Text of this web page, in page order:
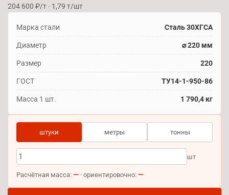
204 600 ₽/т · 1,79 т/шт
Марка стали Сталь 30ХГСА
Диаметр ⌀ 220 мм
Размер 220
ГОСТ ТУ14-1-950-86
Масса 1 шт. 1 790,4 кг
штуки метры тонны
шт
Расчётная масса: — · ориентировочно: —